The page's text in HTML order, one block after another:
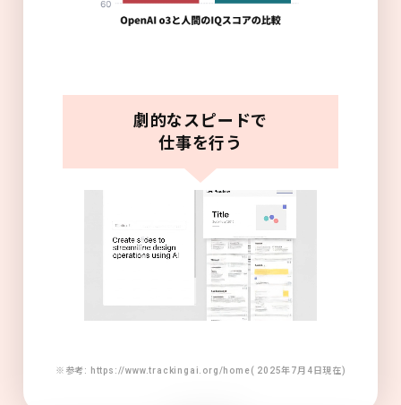
劇的なスピードで
仕事を行う
※参考: https://www.trackingai.org/home( 2025年7月4日現在)